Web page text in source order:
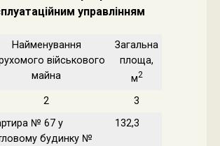
управлінням
Найменування
військового
майна
Загальна
площа,
м2
2
3
№ 67 у
будинку №
132,3